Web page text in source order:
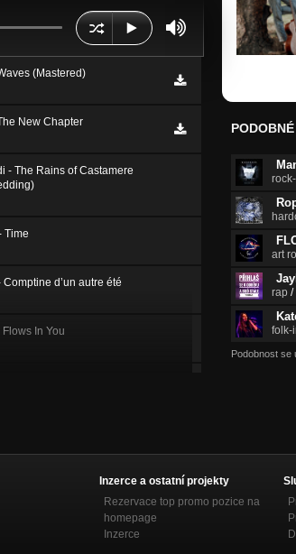
(Mastered)
New Chapter
- The Rains of Castamere
Time
d’un autre été
In You
art
rap /
folk-
Podobnost se
Inzerce a ostatní projekty
Rezervace top promo pozice na
homepage
Inzerce